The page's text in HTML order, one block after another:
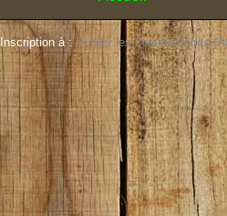
Inscription à :Publier les commentaires